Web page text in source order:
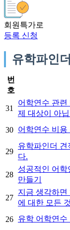
회원특가로
등록 신청
유학파인
번
호
31
어학연수 관련
제 대상이 아
30 어학연수 비용
29
유학파인더 견
다.
28
성공적인 어학
만들기
27
지금 생각하
에 대한 모든 것
26 유학 어학연수